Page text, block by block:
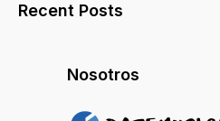
Recent Posts
Nosotros